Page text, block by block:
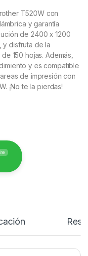
T520W con
y garantía
de 2400 x 1200
y disfruta de la
150 hojas. Además,
y es compatible
de impresión con
¡No te la pierdas!